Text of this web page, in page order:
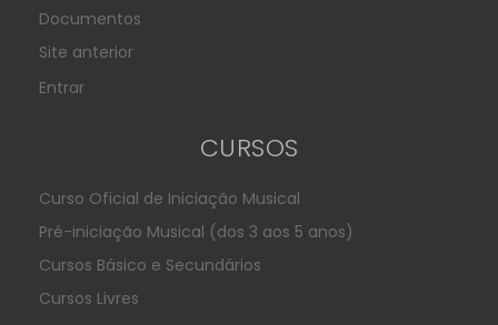
Documentos
Site anterior
Entrar
CURSOS
Curso Oficial de Iniciação Musical
Pré-iniciação Musical (dos 3 aos 5 anos)
Cursos Básico e Secundários
Cursos Livres